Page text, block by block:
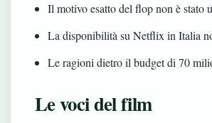
Il motivo esatto del flop non è stato
La disponibilità su Netflix in Italia
Le ragioni dietro il budget di 70
Le voci del film